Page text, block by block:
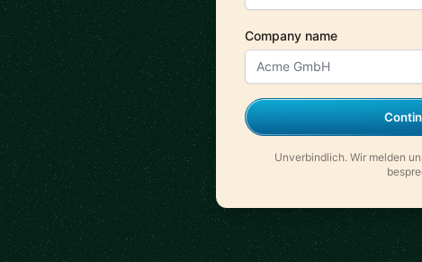
Company name
Unverbindlich. Wir melden